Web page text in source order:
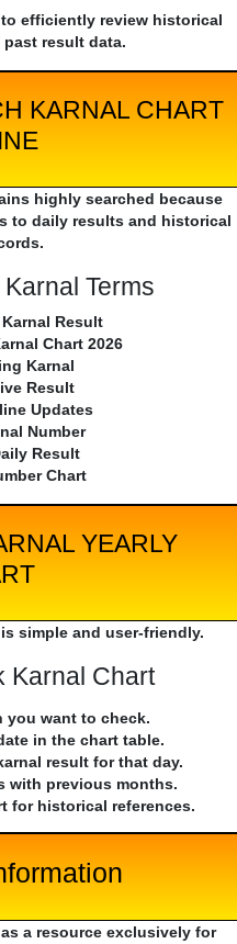
efficiently review historical
result data.
KARNAL CHART
highly searched because
to daily results and historical
Terms
Result
Chart 2026
Karnal
Result
Updates
Number
Result
Chart
YEARLY
simple and user-friendly.
Karnal Chart
you want to check.
in the chart table.
result for that day.
with previous months.
for historical references.
a resource exclusively for